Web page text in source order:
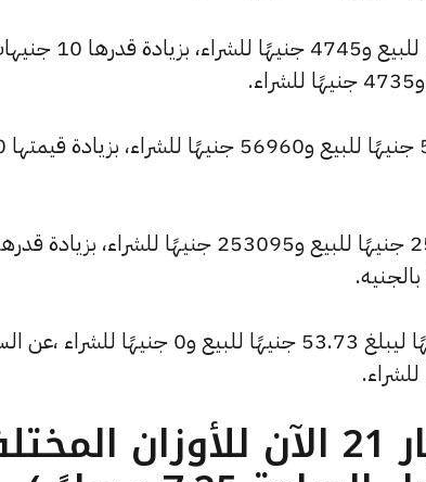
وشهد سعر عيار 14 ارتفاعًا ليصبح 4785 جنيهًا للبيع و4745 جنيهًا
كما
كما ارتفع سعر الأونصة بالجنيه ليسجل 255225 جنيهًا للبيع و253095 جنيهًا للشراء، بزيادة
كما شهد سعر دولار الصاغة تراجعًا بقيمة 0 جنيهًا ليبلغ 53.73 جنيهًا للبيع و0 جنيهًا
ما هو سعر الذهب عيار 21 الآن للأوزان